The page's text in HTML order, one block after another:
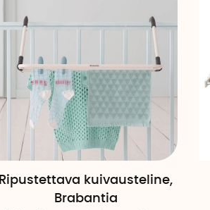
Ripustettava kuivausteline,
Brabantia